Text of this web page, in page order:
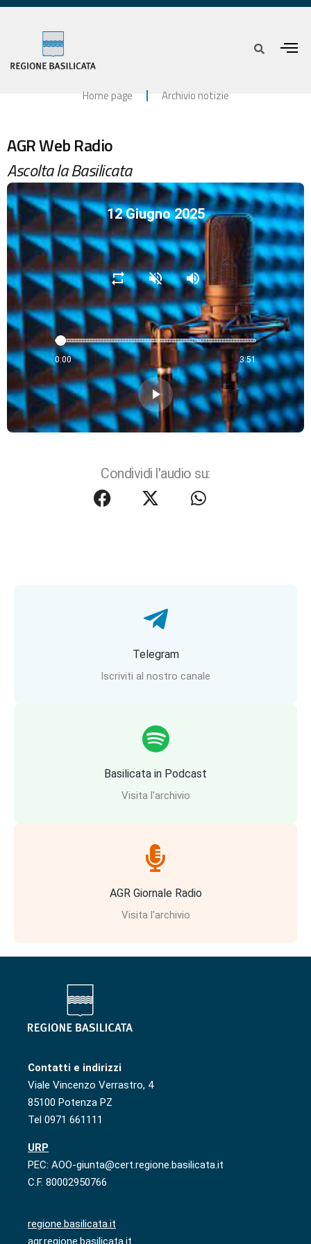
Home page Archivio notizie
AGR Web Radio
Ascolta la Basilicata
12 Giugno 2025
repeat volume_off volume_up
0:00 3:51
play_arrow
Condividi l'audio su:
Telegram
Iscriviti al nostro canale
Basilicata in Podcast
Visita l'archivio
AGR Giornale Radio
Visita l'archivio
Contatti e indirizzi
Viale Vincenzo Verrastro, 4
85100 Potenza PZ
Tel 0971 661111
URP
PEC: AOO-giunta@cert.regione.basilicata.it
C.F. 80002950766
regione.basilicata.it
agr.regione.basilicata.it